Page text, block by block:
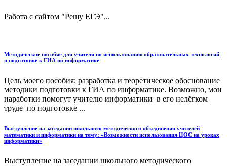
Работа с сайтом "Решу ЕГЭ"...
Методическое пособие для учителя по использованию образовательных технологий
в подготовке к ГИА по информатике
Цель моего пособия: разработка и теоретическое обоснование
методики подготовки к ГИА по информатике. Возможно, мои
наработки помогут учителю информатики в его нелёгком
труде по подготовке ...
Выступление на заседании школьного методического объединения учителей
математики и информатики на тему: «Возможности использования ЦОС на уроках
информатики»
Выступление на заседании школьного методического